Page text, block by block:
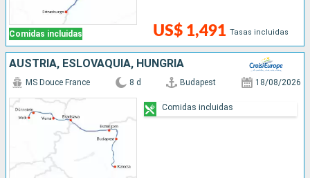
Comidas incluidas US$ 1,491 Tasas incluidas
AUSTRIA, ESLOVAQUIA, HUNGRÍA
MS Douce France 8 d Budapest 18/08/2026
Comidas incluidas